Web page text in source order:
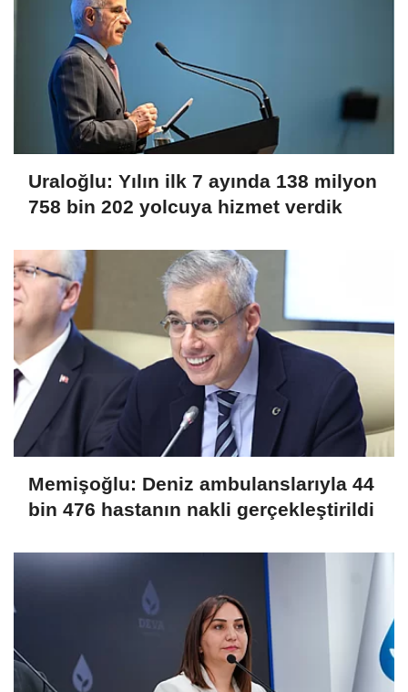
Uraloğlu: Yılın ilk 7 ayında 138 milyon
758 bin 202 yolcuya hizmet verdik
Memişoğlu: Deniz ambulanslarıyla 44
bin 476 hastanın nakli gerçekleştirildi